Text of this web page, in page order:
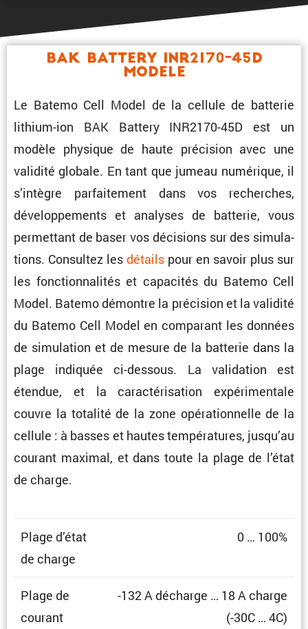
BAK Battery INR2170-45D
Modele
Le Batemo Cell Model de la cellule de batterie
lithium-ion BAK Battery INR2170-45D est un
modèle physique de haute préci­sion avec une
validité globale. En tant que jumeau numérique, il
s’intègre parfai­te­ment dans vos recherches,
dévelop­pe­ments et analyses de batterie, vous
permet­tant de baser vos décisions sur des simula­
tions. Consultez les détails pour en savoir plus sur
les fonction­na­lités et capacités du Batemo Cell
Model. Batemo démontre la préci­sion et la validité
du Batemo Cell Model en compa­rant les données
de simula­tion et de mesure de la batterie dans la
plage indiquée ci-dessous. La valida­tion est
étendue, et la carac­té­ri­sa­tion expéri­men­tale
couvre la totalité de la zone opéra­tion­nelle de la
cellule : à basses et hautes tempé­ra­tures, jusqu’au
courant maximal, et dans toute la plage de l’état
de charge.
Plage d’état
de charge
0 … 100%
Plage de
courant
-132 A décharge … 18 A charge
(-30C … 4C)